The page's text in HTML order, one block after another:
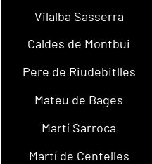
Vilalba Sasserra
Caldes de Montbui
Pere de Riudebitlles
Mateu de Bages
Martí Sarroca
Martí de Centelles